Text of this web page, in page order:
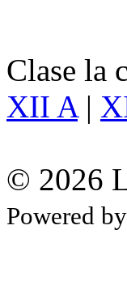
Clase la
XII A |
© 2026
Powered by